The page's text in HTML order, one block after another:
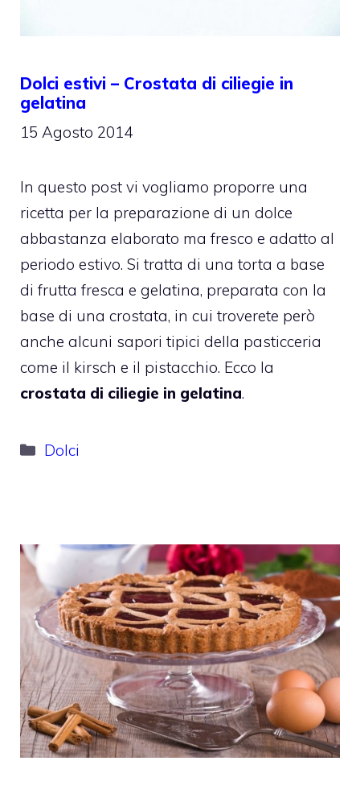
Dolci estivi – Crostata di ciliegie in
gelatina
15 Agosto 2014
In questo post vi vogliamo proporre una
ricetta per la preparazione di un dolce
abbastanza elaborato ma fresco e adatto al
periodo estivo. Si tratta di una torta a base
di frutta fresca e gelatina, preparata con la
base di una crostata, in cui troverete però
anche alcuni sapori tipici della pasticceria
come il kirsch e il pistacchio. Ecco la
crostata di ciliegie in gelatina.
Categorie
Dolci